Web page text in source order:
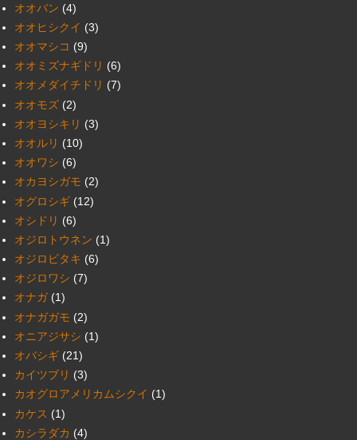
オオバン (4)
オオヒシクイ (3)
オオマシコ (9)
オオミズナギドリ (6)
オオメダイチドリ (7)
オオモズ (2)
オオヨシキリ (3)
オオルリ (10)
オオワシ (6)
オカヨシガモ (2)
オグロシギ (12)
オシドリ (6)
オジロトウネン (1)
オジロビタキ (6)
オジロワシ (7)
オナガ (1)
オナガガモ (2)
オニアジサシ (1)
オバシギ (21)
カイツブリ (3)
カオグロアメリカムシクイ (1)
カケス (1)
カシラダカ (4)